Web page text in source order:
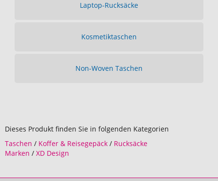
Laptop-Rucksäcke
Kosmetiktaschen
Non-Woven Taschen
Dieses Produkt finden Sie in folgenden Kategorien
Taschen / Koffer & Reisegepäck / Rucksäcke
Marken / XD Design